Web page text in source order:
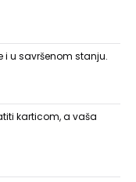
i u savršenom stanju.
karticom, a vaša